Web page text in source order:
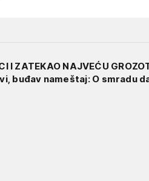
I ZATEKAO NAJVEĆU
buđav nameštaj: O smradu